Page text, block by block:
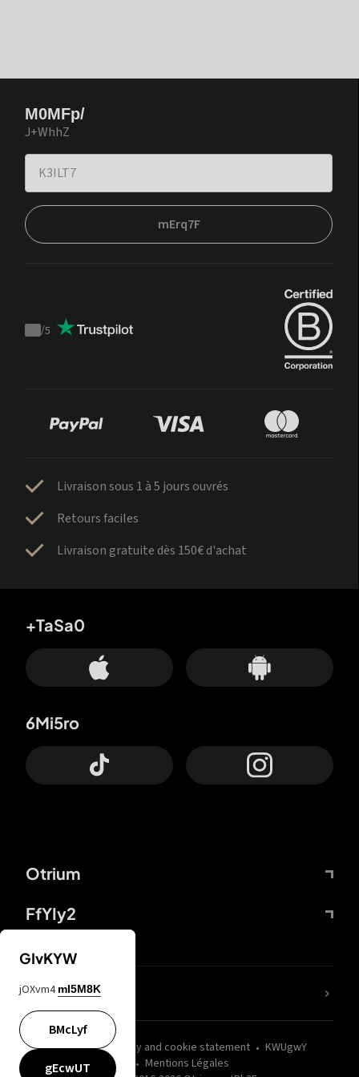
M0MFp/
J+WhhZ
mErq7F
Trustpilot
/5
Livraison sous 1 à 5 jours ouvrés
Retours faciles
Livraison gratuite dès 150€ d'achat
Otrium
FfYIy2
+TaSa0
6Mi5ro
wZQPfd Privacy and cookie statement
KWUgwY
Mentions Légales
nLC6tu
GIvKYW
jOXvm4 mI5M8K
BMcLyf
gEcwUT